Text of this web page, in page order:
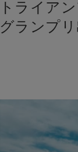
トライア
グランプ